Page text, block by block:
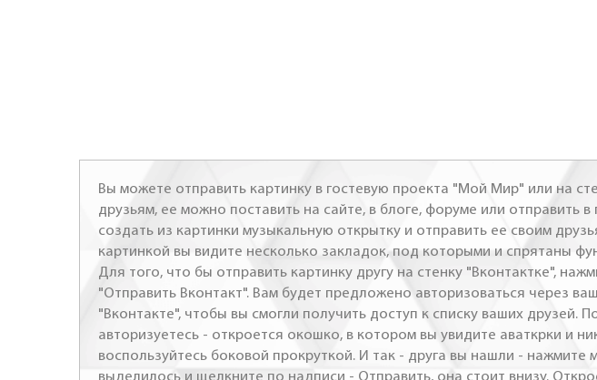
Вы можете отправить картинку в гостевую проекта "Мой Мир" или на
друзьям, ее можно поставить на сайте, в блоге, форуме или отправить
создать из картинки музыкальную открытку и отправить ее своим
картинкой вы видите несколько закладок, под которыми и спрятаны
Для того, что бы отправить картинку другу на стенку "Вконтактке",
"Отправить Вконтакт". Вам будет предложено авторизоваться через
"Вконтакте", чтобы вы смогли получить доступ к списку ваших друзей.
авторизуетесь - откроется окошко, в котором вы увидите аваткрки и
воспользуйтесь боковой прокруткой. И так - друга вы нашли -
выделилось и щелкните по надписи - Отправить, она стоит внизу.